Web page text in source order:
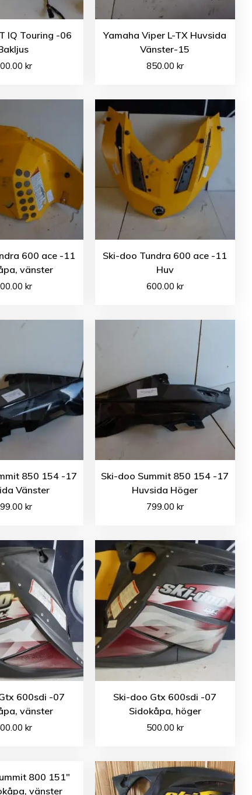
IQ Touring -06
kr
Yamaha Viper L-TX Huvsida
Vänster-15
850.00 kr
600 ace -11
vänster
kr
Ski-doo Tundra 600 ace -11
Huv
600.00 kr
850 154 -17
Vänster
kr
Ski-doo Summit 850 154 -17
Huvsida Höger
799.00 kr
600sdi -07
vänster
kr
Ski-doo Gtx 600sdi -07
Sidokåpa, höger
500.00 kr
800 151″
vänster